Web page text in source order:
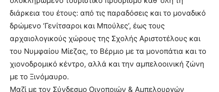
διάρκεια του έτους: από τις παραδόσεις και το μοναδικό
δρώμενο ‘Γενίτσαροι και Μπούλες’, έως τους
αρχαιολογικούς χώρους της Σχολής Αριστοτέλους και
του Νυμφαίου Μίεζας, το Βέρμιο με τα μονοπάτια και το
χιονοδρομικό κέντρο, αλλά και την αμπελοοινική ζώνη
με το Ξινόμαυρο.
Μαζί με τον Σύνδεσμο Οινοποιών & Αμπελουργών